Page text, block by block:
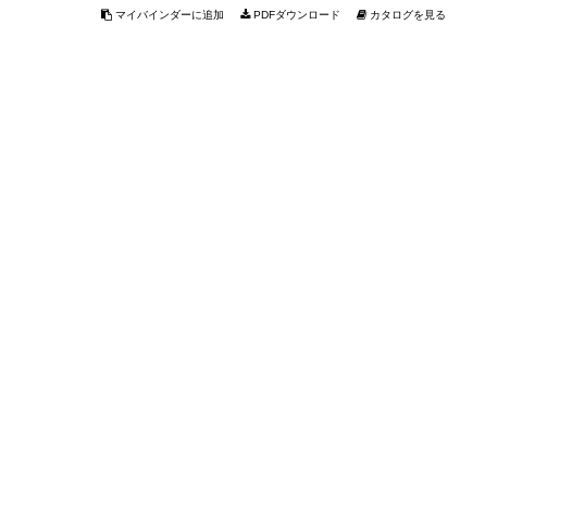
マイバインダーに追加 PDFダウンロード カタログを見る